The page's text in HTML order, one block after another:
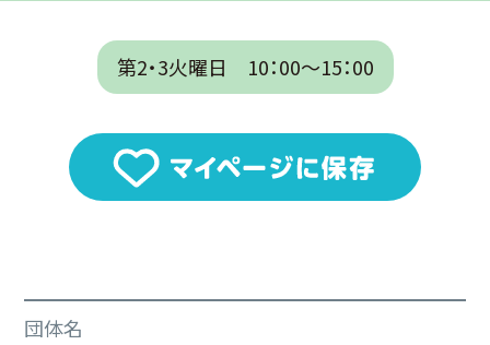
第2・3火曜日 10：00～15：00
団体名